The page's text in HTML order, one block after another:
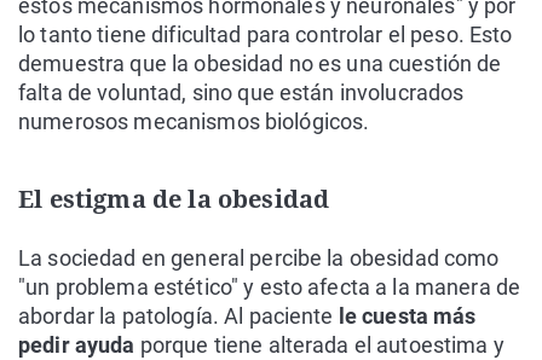
estos mecanismos hormonales y neuronales" y por
lo tanto tiene dificultad para controlar el peso. Esto
demuestra que la obesidad no es una cuestión de
falta de voluntad, sino que están involucrados
numerosos mecanismos biológicos.
El estigma de la obesidad
La sociedad en general percibe la obesidad como
"un problema estético" y esto afecta a la manera de
abordar la patología. Al paciente le cuesta más
pedir ayuda porque tiene alterada el autoestima y